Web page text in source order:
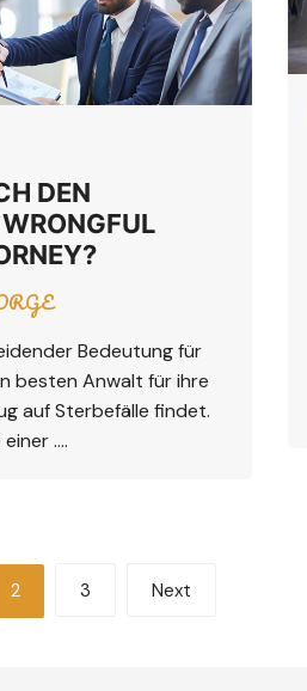
DEN
Bedeutung für
besten Anwalt für ihre
auf Sterbefälle findet.
….
2 3 Next